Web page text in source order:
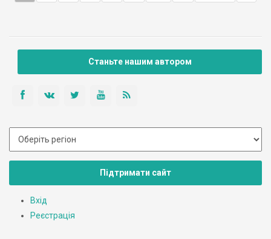
Станьте нашим автором
Підтримати сайт
Вхід
Реєстрація